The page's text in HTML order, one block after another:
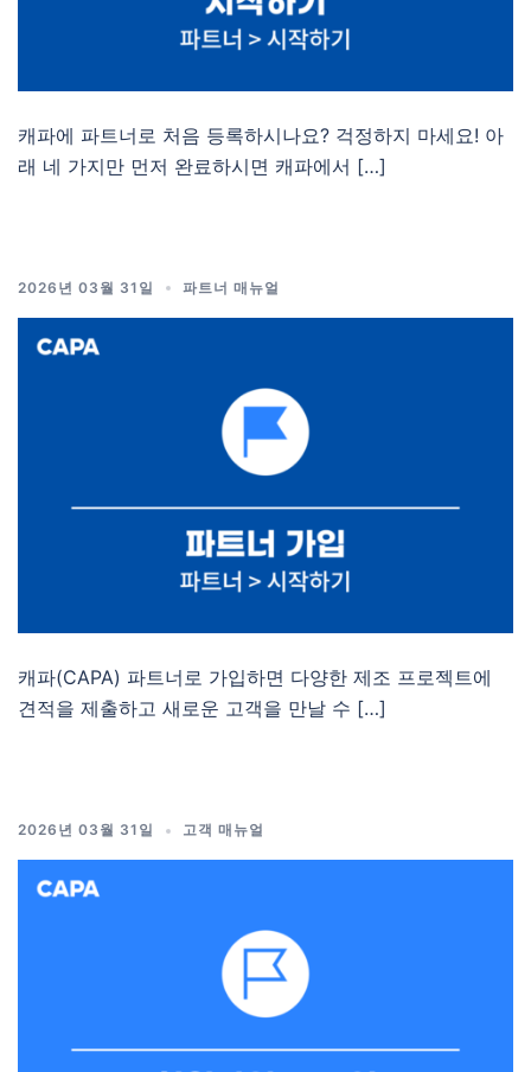
캐파에 파트너로 처음 등록하시나요? 걱정하지 마세요! 아
래 네 가지만 먼저 완료하시면 캐파에서 […]
2026년 03월 31일 파트너 매뉴얼
캐파(CAPA) 파트너로 가입하면 다양한 제조 프로젝트에
견적을 제출하고 새로운 고객을 만날 수 […]
2026년 03월 31일 고객 매뉴얼